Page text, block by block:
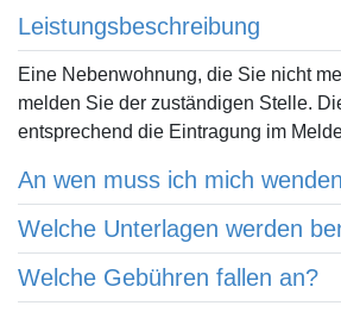
Leistungsbeschreibung
Eine Nebenwohnung, die Sie nicht
melden Sie der zuständigen Stelle.
entsprechend die Eintragung im
An wen muss ich mich
Welche Unterlagen werden
Welche Gebühren fallen an?